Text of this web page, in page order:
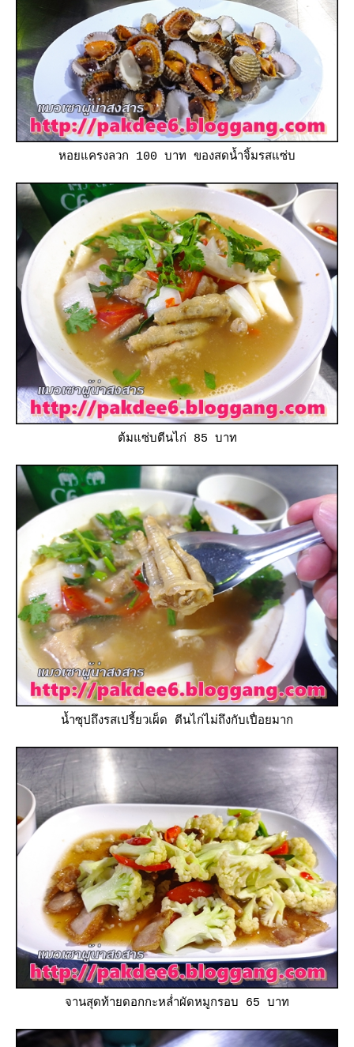
หอยแครงลวก 100 บาท ของสดน้ำจิ้มรสแซ่บ
ต้มแซ่บตีนไก่ 85 บาท
น้ำซุปถึงรสเปรี้ยวเผ็ด ตีนไก่ไม่ถึงกับเปื่อยมาก
จานสุดท้ายดอกกะหล่ำผัดหมูกรอบ 65 บาท